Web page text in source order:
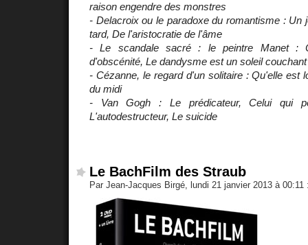
raison engendre des monstres
- Delacroix ou le paradoxe du romantisme : Un
tard, De l'aristocratie de l'âme
- Le scandale sacré : le peintre Manet :
d'obscénité, Le dandysme est un soleil couchant
- Cézanne, le regard d'un solitaire : Qu'elle est
du midi
- Van Gogh : Le prédicateur, Celui qui
L'autodestructeur, Le suicide
Le BachFilm des Straub
Par Jean-Jacques Birgé, lundi 21 janvier 2013 à 00:11